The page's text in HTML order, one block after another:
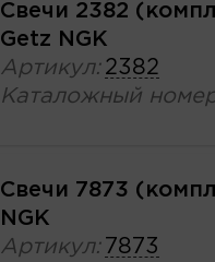
Свечи 2382
Getz NGK
Артикул: 2382
Каталожный
Свечи 7873
NGK
Артикул: 7873